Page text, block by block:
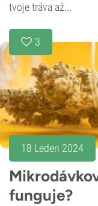
tvoje tráva až...
3
18 Leden 2024
funguje?